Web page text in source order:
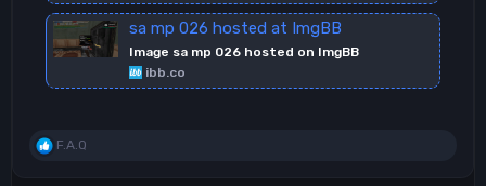
sa mp 026 hosted at ImgBB
Image sa mp 026 hosted on ImgBB
ibb.co
Р
F.A.Q